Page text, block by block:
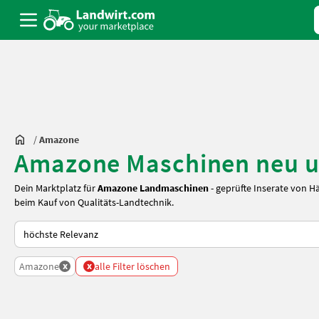
/Amazone
Amazone Maschinen neu
Dein Marktplatz fürAmazone Landmaschinen- geprüfte Inserate von
beim Kauf von Qualitäts-Landtechnik.
So wird auf Landwirt.com sortiert
Amazone x x alle Filter löschen